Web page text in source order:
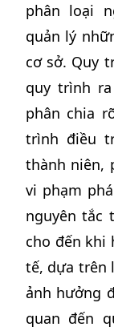
phân loại
quản lý
cơ sở. Quy
quy trình
phân chia
trình điều
thành niên,
vi phạm
nguyên tắc
cho đến khi
tế, dựa trên
ảnh hưởng
quan đến